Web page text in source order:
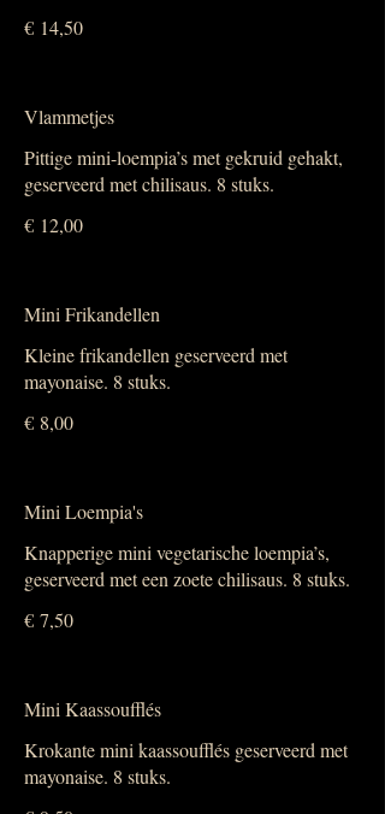
€ 14,50
Vlammetjes
Pittige mini-loempia’s met gekruid gehakt,
geserveerd met chilisaus. 8 stuks.
€ 12,00
Mini Frikandellen
Kleine frikandellen geserveerd met
mayonaise. 8 stuks.
€ 8,00
Mini Loempia's
Knapperige mini vegetarische loempia’s,
geserveerd met een zoete chilisaus. 8 stuks.
€ 7,50
Mini Kaassoufflés
Krokante mini kaassoufflés geserveerd met
mayonaise. 8 stuks.